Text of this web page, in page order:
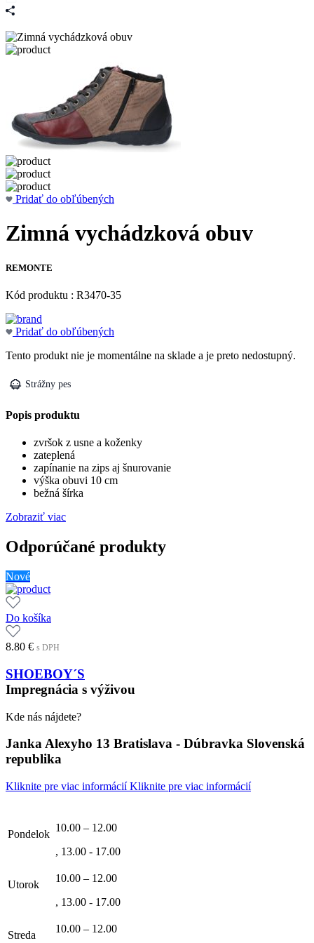
Pridať do obľúbených
Zimná vychádzková obuv
REMONTE
Kód produktu : R3470-35
Pridať do obľúbených
Tento produkt nie je momentálne na sklade a je preto nedostupný.
Strážny pes
Popis produktu
zvršok z usne a koženky
zateplená
zapínanie na zips aj šnurovanie
výška obuvi 10 cm
bežná šírka
Zobraziť viac
Odporúčané produkty
Nové
Do košíka
8.80 € s DPH
SHOEBOY´S
Impregnácia s výživou
Kde nás nájdete?
Janka Alexyho 13 Bratislava - Dúbravka Slovenská
republika
Kliknite pre viac informáciíKliknite pre viac informácií
Pondelok
10.00 – 12.00
, 13.00 - 17.00
Utorok
10.00 – 12.00
, 13.00 - 17.00
Streda
10.00 – 12.00